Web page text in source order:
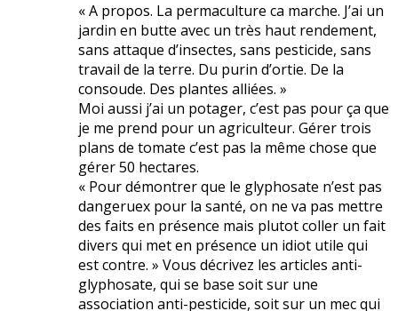
« A propos. La permaculture ca marche. J’ai un
jardin en butte avec un très haut rendement,
sans attaque d’insectes, sans pesticide, sans
travail de la terre. Du purin d’ortie. De la
consoude. Des plantes alliées. »
Moi aussi j’ai un potager, c’est pas pour ça que
je me prend pour un agriculteur. Gérer trois
plans de tomate c’est pas la même chose que
gérer 50 hectares.
« Pour démontrer que le glyphosate n’est pas
dangeruex pour la santé, on ne va pas mettre
des faits en présence mais plutot coller un fait
divers qui met en présence un idiot utile qui
est contre. » Vous décrivez les articles anti-
glyphosate, qui se base soit sur une
association anti-pesticide, soit sur un mec qui